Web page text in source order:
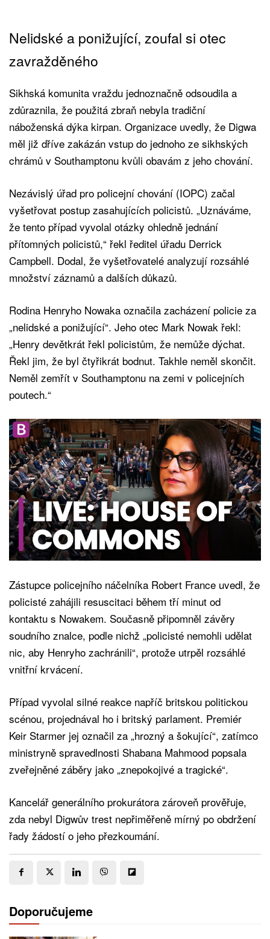
Nelidské a ponižující, zoufal si otec
zavražděného
Sikhská komunita vraždu jednoznačně odsoudila a
zdůraznila, že použitá zbraň nebyla tradiční
náboženská dýka kirpan. Organizace uvedly, že Digwa
měl již dříve zakázán vstup do jednoho ze sikhských
chrámů v Southamptonu kvůli obavám z jeho chování.
Nezávislý úřad pro policejní chování (IOPC) začal
vyšetřovat postup zasahujících policistů. „Uznáváme,
že tento případ vyvolal otázky ohledně jednání
přítomných policistů,“ řekl ředitel úřadu Derrick
Campbell. Dodal, že vyšetřovatelé analyzují rozsáhlé
množství záznamů a dalších důkazů.
Rodina Henryho Nowaka označila zacházení policie za
„nelidské a ponižující“. Jeho otec Mark Nowak řekl:
„Henry devětkrát řekl policistům, že nemůže dýchat.
Řekl jim, že byl čtyřikrát bodnut. Takhle neměl skončit.
Neměl zemřít v Southamptonu na zemi v policejních
poutech.“
Zástupce policejního náčelníka Robert France uvedl, že
policisté zahájili resuscitaci během tří minut od
kontaktu s Nowakem. Současně připomněl závěry
soudního znalce, podle nichž „policisté nemohli udělat
nic, aby Henryho zachránili“, protože utrpěl rozsáhlé
vnitřní krvácení.
Případ vyvolal silné reakce napříč britskou politickou
scénou, projednával ho i britský parlament. Premiér
Keir Starmer jej označil za „hrozný a šokující“, zatímco
ministryně spravedlnosti Shabana Mahmood popsala
zveřejněné záběry jako „znepokojivé a tragické“.
Kancelář generálního prokurátora zároveň prověřuje,
zda nebyl Digwův trest nepřiměřeně mírný po obdržení
řady žádostí o jeho přezkoumání.
Doporučujeme